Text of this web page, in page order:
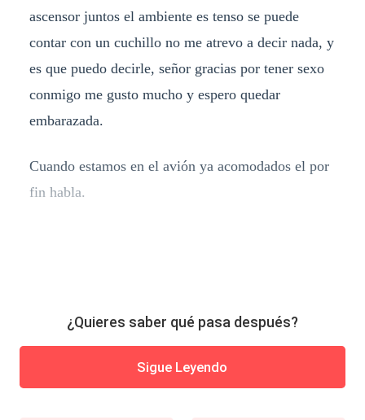
ascensor juntos el ambiente es tenso se puede
contar con un cuchillo no me atrevo a decir nada, y
es que puedo decirle, señor gracias por tener sexo
conmigo me gusto mucho y espero quedar
embarazada.
Cuando estamos en el avión ya acomodados el por
fin habla.
¿Quieres saber qué pasa después?
Sigue Leyendo